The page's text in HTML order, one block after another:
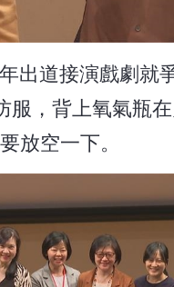
出道接演戲劇就
，背上氧氣瓶
放空一下。